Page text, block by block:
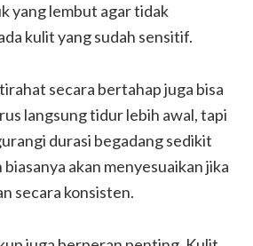
yang lembut agar tidak
kulit yang sudah sensitif.
secara bertahap juga bisa
langsung tidur lebih awal, tapi
durasi begadang sedikit
akan menyesuaikan jika
secara konsisten.